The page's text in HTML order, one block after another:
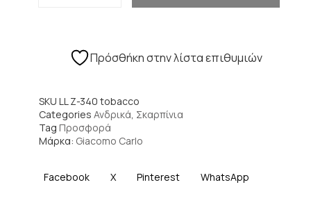
Πρόσθήκη στην λίστα επιθυμιών
SKU LL Z-340 tobacco
Categories Ανδρικά, Σκαρπίνια
Tag Προσφορά
Μάρκα: Giacomo Carlo
Facebook X Pinterest WhatsApp